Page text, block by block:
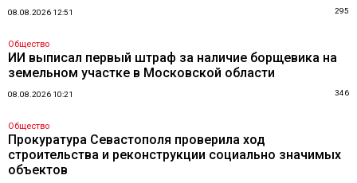
08.08.2026 12:51 295
Общество
ИИ выписал первый штраф за наличие борщевика на
земельном участке в Московской области
08.08.2026 10:21 346
Общество
Прокуратура Севастополя проверила ход
строительства и реконструкции социально значимых
объектов